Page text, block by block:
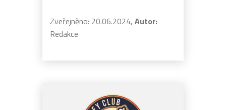
Zveřejněno: 20.06.2024, Autor:
Redakce